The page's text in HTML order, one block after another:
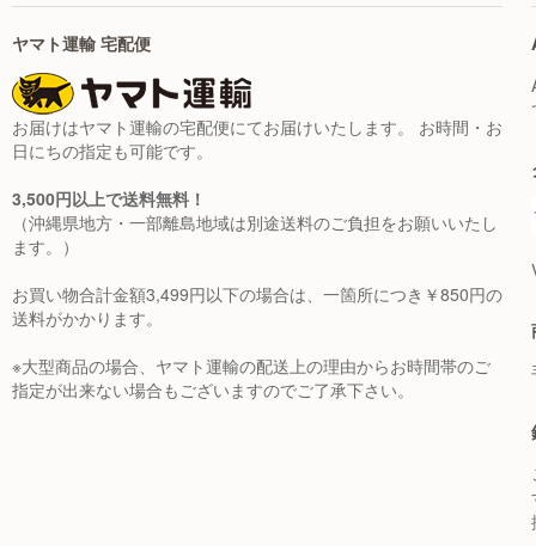
ヤマト運輸 宅配便
お届けはヤマト運輸の宅配便にてお届けいたします。 お時間・お
日にちの指定も可能です。
3,500円以上で送料無料！
（沖縄県地方・一部離島地域は別途送料のご負担をお願いいたし
ます。）
お買い物合計金額3,499円以下の場合は、一箇所につき￥850円の
送料がかかります。
※大型商品の場合、ヤマト運輸の配送上の理由からお時間帯のご
指定が出来ない場合もございますのでご了承下さい。